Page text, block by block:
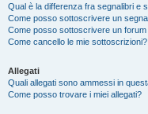
Qual è la differenza fra segnalibri e
Come posso sottoscrivere un
Come posso sottoscrivere un
Come cancello le mie sottoscrizioni?
Allegati
Quali allegati sono ammessi in
Come posso trovare i miei allegati?